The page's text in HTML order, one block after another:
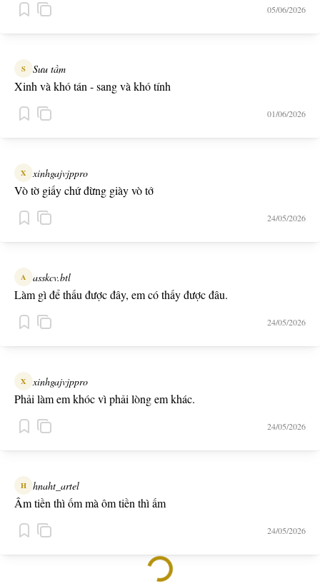
05/06/2026
S Sưu tầm
Xinh và khó tán - sang và khó tính
01/06/2026
X xinhgajvjppro
Vò tờ giấy chứ đừng giày vò tớ
24/05/2026
A asskcv.btl
Làm gì để thấu được đây, em có thấy được đâu.
24/05/2026
X xinhgajvjppro
Phải làm em khóc vì phải lòng em khác.
24/05/2026
H hnaht_artel
Âm tiền thì ốm mà ôm tiền thì ấm
24/05/2026